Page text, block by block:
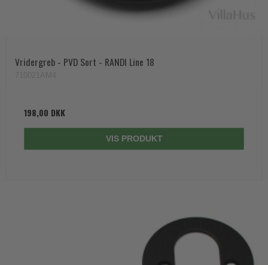
Vridergreb - PVD Sort - RANDI Line 18
198,00 DKK
VIS PRODUKT